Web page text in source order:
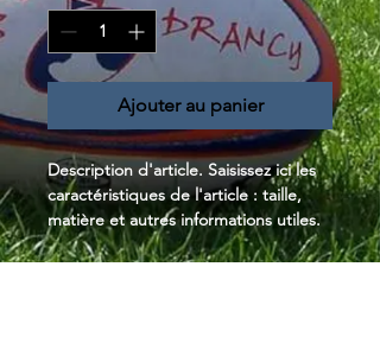
Ajouter au panier
Description d'article. Saisissez ici les
caractéristiques de l'article : taille,
matière et autres informations utiles.